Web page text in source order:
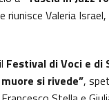
Valeria Israel,
Festival di Voci e di
si rivede”,